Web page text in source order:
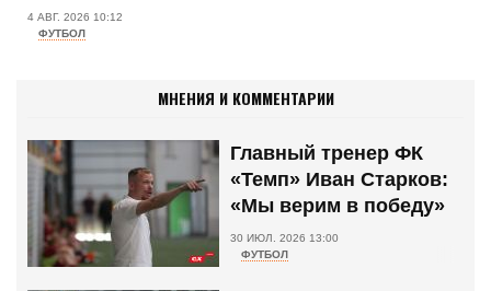
4 АВГ. 2026 10:12
ФУТБОЛ
МНЕНИЯ И КОММЕНТАРИИ
Главный тренер ФК
«Темп» Иван Старков:
«Мы верим в победу»
30 ИЮЛ. 2026 13:00
ФУТБОЛ